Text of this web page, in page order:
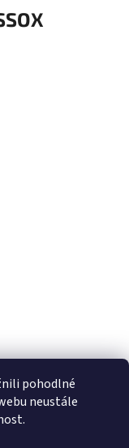
pohodlné
neustále